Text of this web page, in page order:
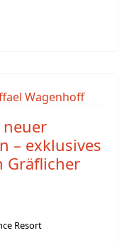
neuer
– exklusives
Gräflicher
Resort